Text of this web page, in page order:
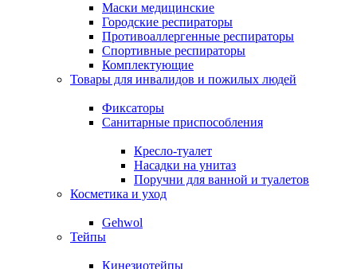
Маски медицинские
Городские респираторы
Противоаллергенные респираторы
Спортивные респираторы
Комплектующие
Товары для инвалидов и пожилых людей
Фиксаторы
Санитарные приспособления
Кресло-туалет
Насадки на унитаз
Поручни для ванной и туалетов
Косметика и уход
Gehwol
Тейпы
Кинезиотейпы